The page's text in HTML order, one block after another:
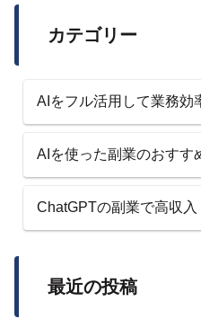
カテゴリー
AIをフル活用して業務効
AIを使った副業のおすす
ChatGPTの副業で高収入
最近の投稿